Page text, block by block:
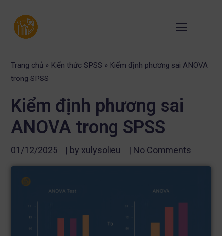
Trang chủ » Kiến thức SPSS » Kiểm định phương sai ANOVA
trong SPSS
Kiểm định phương sai
ANOVA trong SPSS
01/12/2025 | by xulysolieu | No Comments